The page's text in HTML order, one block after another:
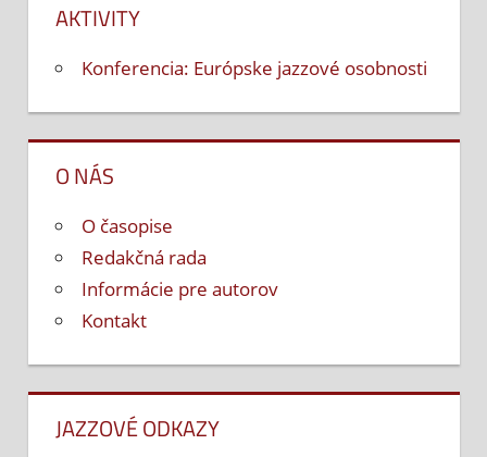
AKTIVITY
Konferencia: Európske jazzové osobnosti
O NÁS
O časopise
Redakčná rada
Informácie pre autorov
Kontakt
JAZZOVÉ ODKAZY